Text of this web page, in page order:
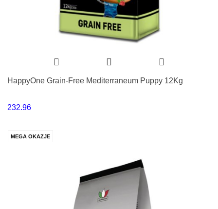
HappyOne Grain-Free Mediterraneum Puppy 12Kg
232.96
MEGA OKAZJE